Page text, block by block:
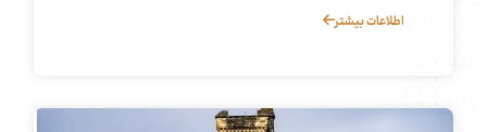
اطلاعات بیشتر